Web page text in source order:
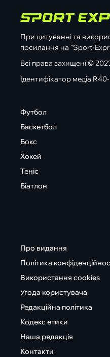
При цитуванні та
посилання на "Sport-
Всі права захищені ©
Ідентифікатор медіа
Футбол
Баскетбол
Бокс
Хокей
Теніс
Біатлон
Про видання
Політика
Використання cookies
Угода користувача
Редакційна політика
Кодекс етики
Наша редакція
Контакти